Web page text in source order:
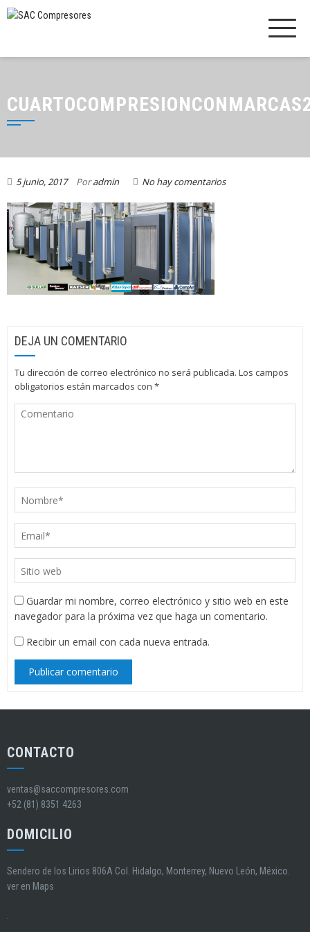
5 junio, 2017 Poradmin No hay comentarios
DEJA UN COMENTARIO
Tu dirección de correo electrónico no será publicada. Los campos
obligatorios están marcados con *
Guardar mi nombre, correo electrónico y sitio web en este
navegador para la próxima vez que haga un comentario.
Recibir un email con cada nueva entrada.
CONTACTO
ventas@saccompresores.com
+52 (81) 8351 4263
DOMICILIO
Sendero de los Lirios 806A Col. Hidalgo, Monterrey, Nuevo León, México.
ver en Maps